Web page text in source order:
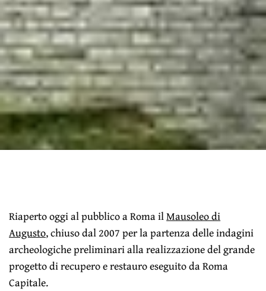
Riaperto oggi al pubblico a Roma ilMausoleo di
Augusto, chiuso dal 2007 per la partenza delle indagini
archeologiche preliminari alla realizzazione del grande
progetto di recupero e restauro eseguito da Roma
Capitale.